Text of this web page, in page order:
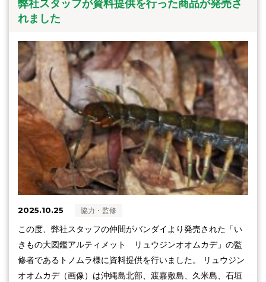
弊社スタッフが資料提供を行った商品が発売さ
れました
2025.10.25 協力・監修
この度、弊社スタッフの仲間がバンダイより発売された「い
きもの大図鑑アルティメット リュウジンオオムカデ」の監
修者であるトノムラ様に資料提供を行いました。 リュウジン
オオムカデ（画像）は沖縄島北部、渡嘉敷島、久米島、石垣